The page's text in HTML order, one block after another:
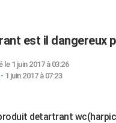
est il dangereux
le 1 juin 2017 à 03:26
1 juin 2017 à 07:23
detartrant